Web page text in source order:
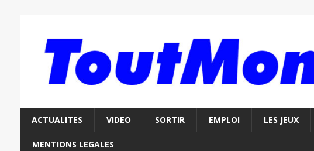
ACTUALITES VIDEO SORTIR EMPLOI LES JEUX
MENTIONS LEGALES